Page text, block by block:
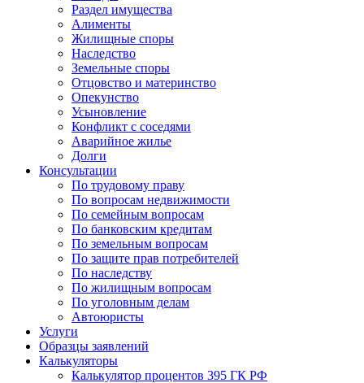
Раздел имущества
Алименты
Жилищные споры
Наследство
Земельные споры
Отцовство и материнство
Опекунство
Усыновление
Конфликт с соседями
Аварийное жилье
Долги
Консультации
По трудовому праву
По вопросам недвижимости
По семейным вопросам
По банковским кредитам
По земельным вопросам
По защите прав потребителей
По наследству
По жилищным вопросам
По уголовным делам
Автоюристы
Услуги
Образцы заявлений
Калькуляторы
Калькулятор процентов 395 ГК РФ